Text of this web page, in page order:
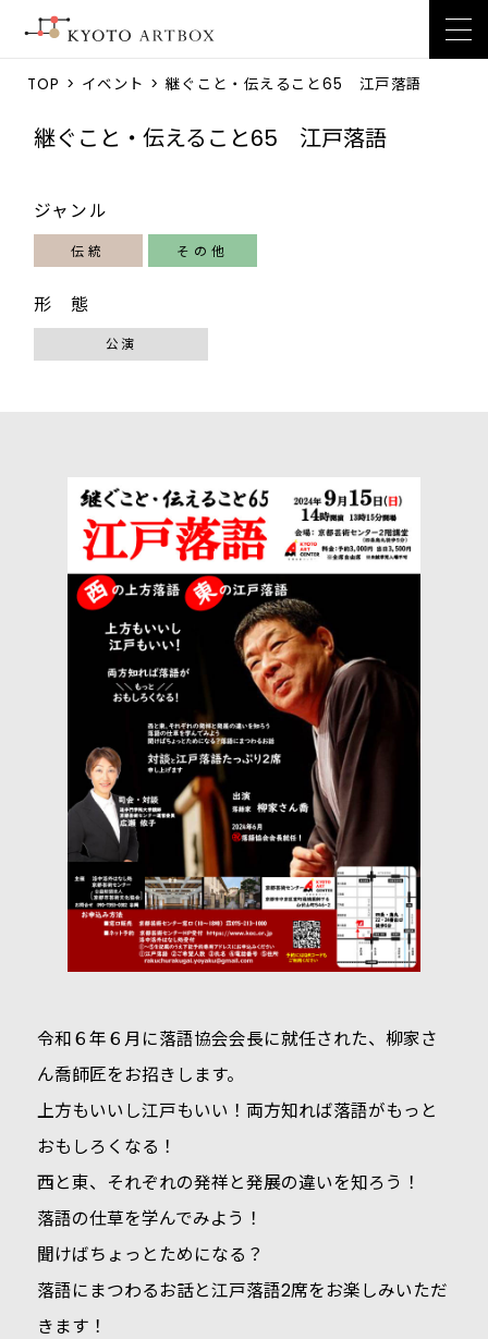
TOP > イベント > 継ぐこと・伝えること65 江戸落語
継ぐこと・伝えること65 江戸落語
ジャンル
伝統 その他
形 態
公演
令和６年６月に落語協会会長に就任された、柳家さ
ん喬師匠をお招きします。
上方もいいし江戸もいい！両方知れば落語がもっと
おもしろくなる！
西と東、それぞれの発祥と発展の違いを知ろう！
落語の仕草を学んでみよう！
聞けばちょっとためになる？
落語にまつわるお話と江戸落語2席をお楽しみいただ
きます！